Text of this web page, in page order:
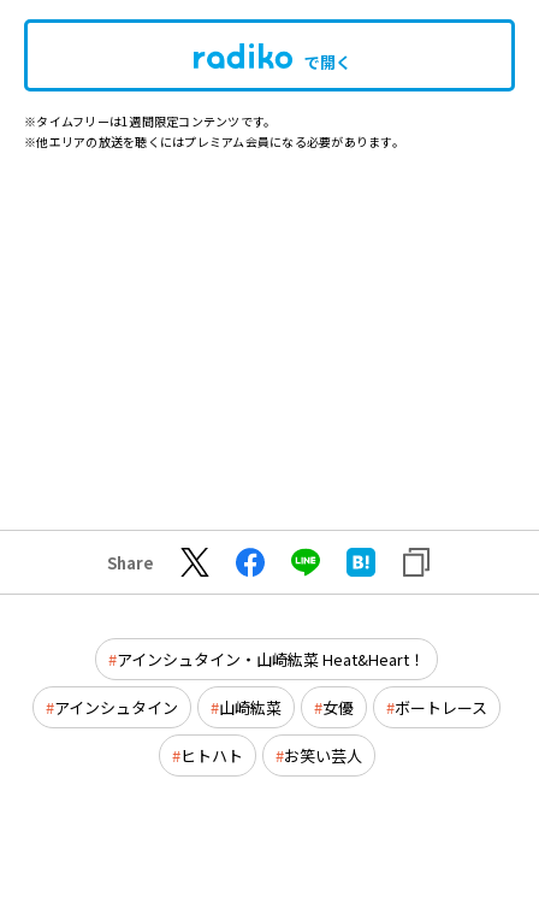
で開く
※タイムフリーは1週間限定コンテンツです。
※他エリアの放送を聴くにはプレミアム会員になる必要があります。
Share
アインシュタイン・山崎紘菜 Heat&Heart！
アインシュタイン 山崎紘菜 女優 ボートレース
ヒトハト お笑い芸人